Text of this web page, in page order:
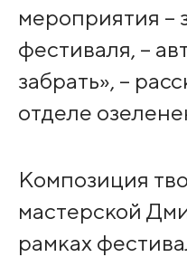
мероприятия –
фестиваля, –
забрать», –
отделе
Композиция
мастерской
рамках